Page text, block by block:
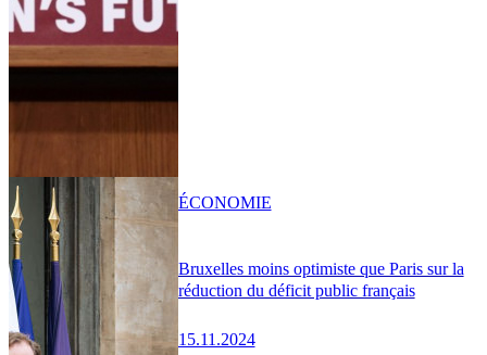
Bruxelles moins optimiste que Paris sur la
réduction du déficit public français
15.11.2024
ÉCONOMIE